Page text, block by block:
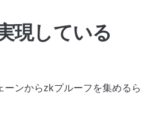
現している
ンからzkプルーフを集めるら